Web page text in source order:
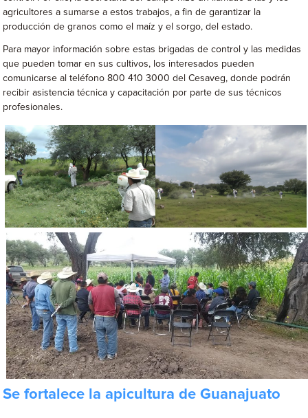
agricultores a sumarse a estos trabajos, a fin de garantizar la
producción de granos como el maíz y el sorgo, del estado.
Para mayor información sobre estas brigadas de control y las medidas
que pueden tomar en sus cultivos, los interesados pueden
comunicarse al teléfono 800 410 3000 del Cesaveg, donde podrán
recibir asistencia técnica y capacitación por parte de sus técnicos
profesionales.
Se fortalece la apicultura de Guanajuato